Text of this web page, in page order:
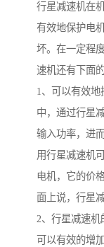
行星减速机在
有效地保护电
坏。在一定程
速机还有下面
1、可以有效
中，通过行星
输入功率，进
用行星减速机
电机，它的价
面上说，行星
2、行星减速机
可以有效的增